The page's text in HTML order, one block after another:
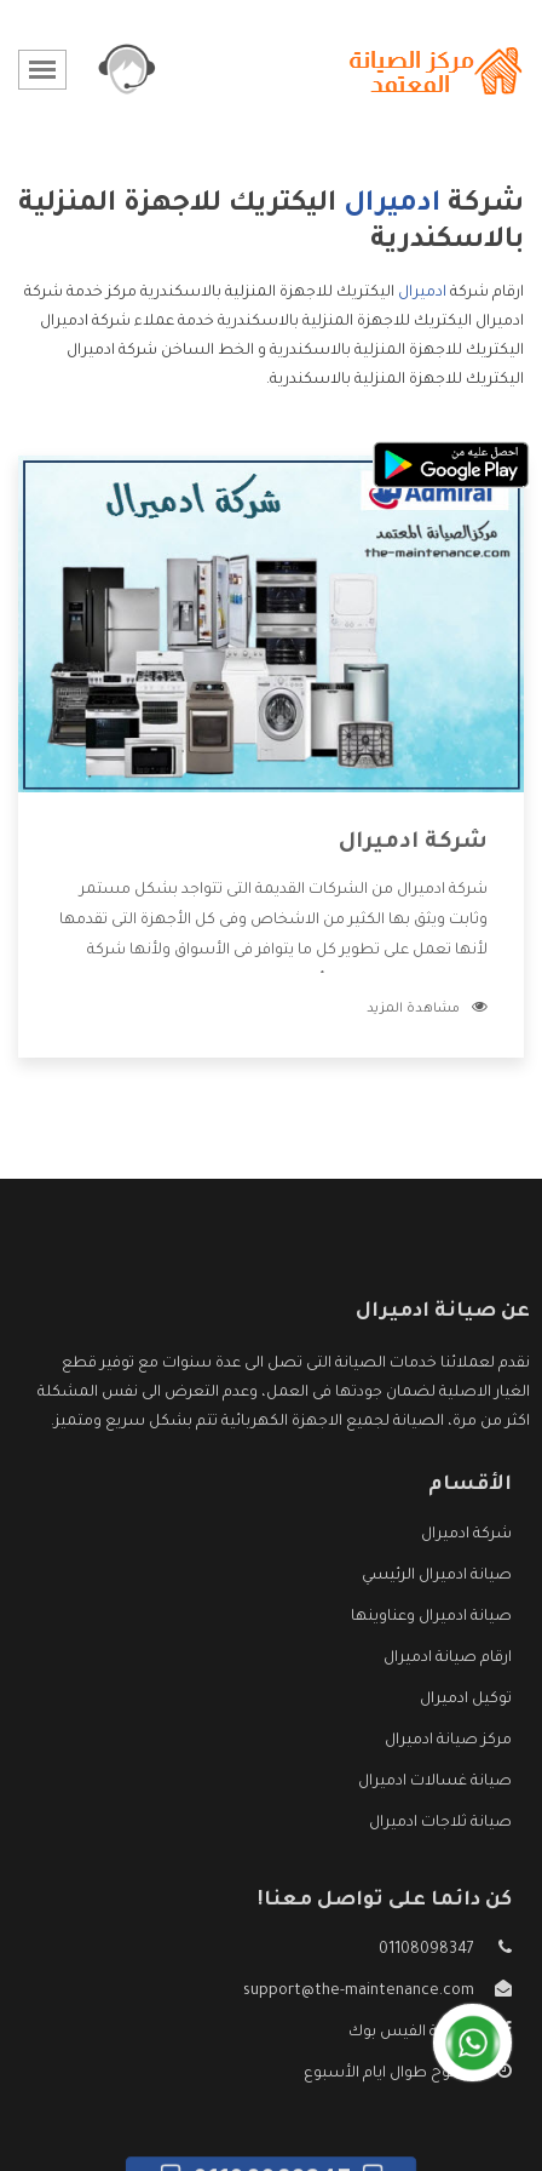
شركة ادميرال اليكتريك للاجهزة المنزلية
بالاسكندرية
ارقام شركة ادميرال اليكتريك للاجهزة المنزلية بالاسكندرية مركز خدمة شركة
ادميرال اليكتريك للاجهزة المنزلية بالاسكندرية خدمة عملاء شركة ادميرال
اليكتريك للاجهزة المنزلية بالاسكندرية و الخط الساخن شركة ادميرال
اليكتريك للاجهزة المنزلية بالاسكندرية.
شركة ادميرال
شركة ادميرال من الشركات القديمة التى تتواجد بشكل مستمر
وثابت ويثق بها الكثير من الاشخاص وفى كل الأجهزة التى تقدمها
لأنها تعمل على تطوير كل ما يتوافر فى الأسواق ولأنها شركة
وتقدم للعملاء أقوى العروض والخصومات التى تسهل على
مشاهدة المزيد
عن صيانة ادميرال
نقدم لعملائنا خدمات الصيانة التى تصل الى عدة سنوات مع توفير قطع
الغيار الاصلية لضمان جودتها فى العمل، وعدم التعرض الى نفس المشكلة
اكثر من مرة، الصيانة لجميع الاجهزة الكهربائية تتم بشكل سريع ومتميز.
الأقسام
شركة ادميرال
صيانة ادميرال الرئيسي
صيانة ادميرال وعناوينها
ارقام صيانة ادميرال
توكيل ادميرال
مركز صيانة ادميرال
صيانة غسالات ادميرال
صيانة ثلاجات ادميرال
كن دائما على تواصل معنا!
01108098347
support@the-maintenance.com
صفحة الفيس بوك
مفتوح طوال ايام الأسبوع